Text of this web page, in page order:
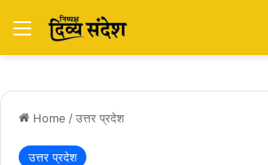
Menu
Home /उत्तर प्रदेश
उत्तर प्रदेश